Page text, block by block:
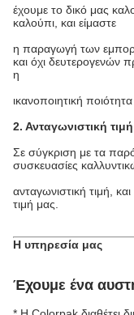
έχουμε το δικό μας
καλούπι, και είμαστε
η παραγωγή των
και όχι δευτερογενών
η
ικανοποιητική
2. Ανταγωνιστική τιμή
Σε σύγκριση με τα
συσκευασίες
ανταγωνιστική τιμή,
τιμή μας.
Η υπηρεσία μας
Έχουμε ένα